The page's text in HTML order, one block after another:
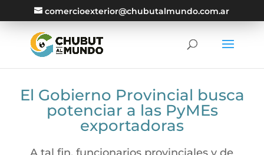
comercioexterior@chubutalmundo.com.ar
El Gobierno Provincial busca
potenciar a las PyMEs
exportadoras